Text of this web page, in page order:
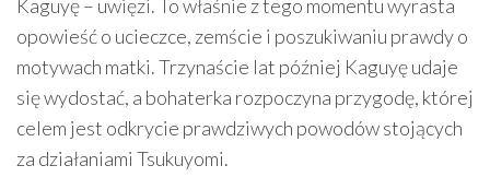
Kaguyę – uwięzi. To właśnie z tego momentu wyrasta
opowieść o ucieczce, zemście i poszukiwaniu prawdy o
motywach matki. Trzynaście lat później Kaguyę udaje
się wydostać, a bohaterka rozpoczyna przygodę, której
celem jest odkrycie prawdziwych powodów stojących
za działaniami Tsukuyomi.